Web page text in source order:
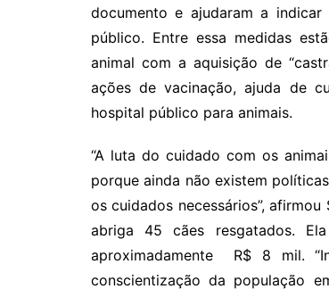
documento e ajudaram a
público. Entre essa medidas
animal com a aquisição de
ações de vacinação, ajuda de
hospital público para animais.
“A luta do cuidado com os
porque ainda não existem
os cuidados necessários”,
abriga 45 cães resgatados.
aproximadamente R$ 8 mil.
conscientização da população